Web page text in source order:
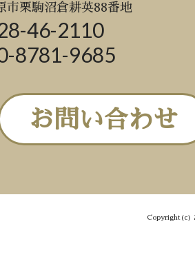
市栗駒沼倉耕英88番地
46-2110
8781-9685
お問い合わせ
Copyright(c)